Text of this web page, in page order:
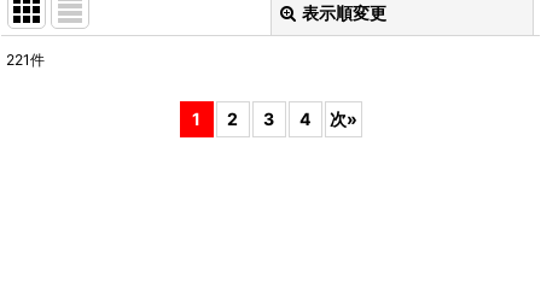
表示順変更
221件
1 2 3 4 次»